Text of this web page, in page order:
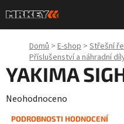
na
obsah
Domů > E-shop > Střešní
Příslušenství a náhradní
YAKIMA
Průměrné
hodnocení
Neohodnoceno
PODROBNOSTI HODNOCENÍ